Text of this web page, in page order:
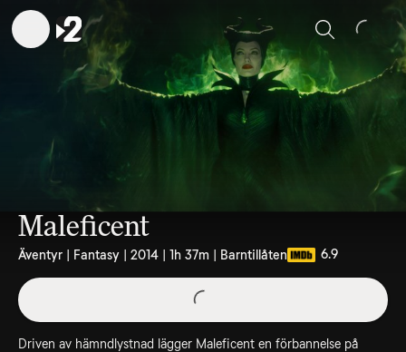
Sök
Maleficent
Äventyr | Fantasy | 2014 | 1h 37m | Barntillåten 6.9
Driven av hämndlystnad lägger Maleficent en förbannelse på